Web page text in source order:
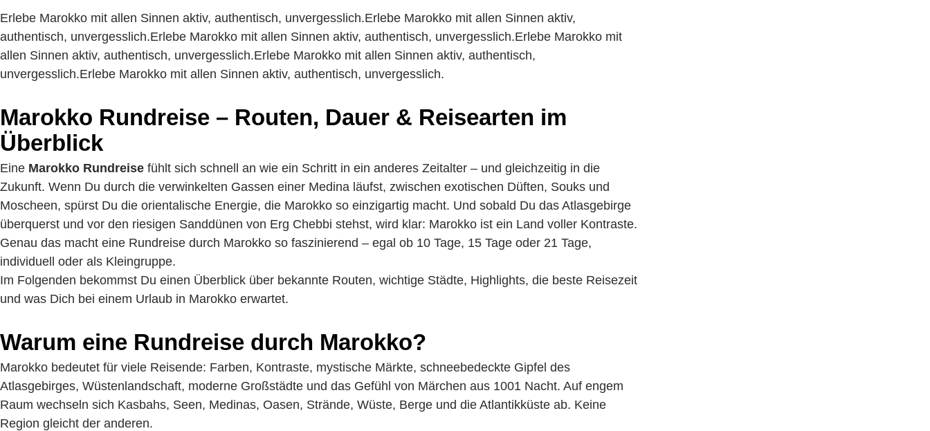
Erlebe Marokko mit allen Sinnen aktiv, authentisch, unvergesslich.Erlebe Marokko mit allen Sinnen aktiv,
authentisch, unvergesslich.Erlebe Marokko mit allen Sinnen aktiv, authentisch, unvergesslich.Erlebe Marokko mit
allen Sinnen aktiv, authentisch, unvergesslich.Erlebe Marokko mit allen Sinnen aktiv, authentisch,
unvergesslich.Erlebe Marokko mit allen Sinnen aktiv, authentisch, unvergesslich.
Marokko Rundreise – Routen, Dauer & Reisearten im
Überblick
Eine Marokko Rundreise fühlt sich schnell an wie ein Schritt in ein anderes Zeitalter – und gleichzeitig in die
Zukunft. Wenn Du durch die verwinkelten Gassen einer Medina läufst, zwischen exotischen Düften, Souks und
Moscheen, spürst Du die orientalische Energie, die Marokko so einzigartig macht. Und sobald Du das Atlasgebirge
überquerst und vor den riesigen Sanddünen von Erg Chebbi stehst, wird klar: Marokko ist ein Land voller Kontraste.
Genau das macht eine Rundreise durch Marokko so faszinierend – egal ob 10 Tage, 15 Tage oder 21 Tage,
individuell oder als Kleingruppe.
Im Folgenden bekommst Du einen Überblick über bekannte Routen, wichtige Städte, Highlights, die beste Reisezeit
und was Dich bei einem Urlaub in Marokko erwartet.
Warum eine Rundreise durch Marokko?
Marokko bedeutet für viele Reisende: Farben, Kontraste, mystische Märkte, schneebedeckte Gipfel des
Atlasgebirges, Wüstenlandschaft, moderne Großstädte und das Gefühl von Märchen aus 1001 Nacht. Auf engem
Raum wechseln sich Kasbahs, Seen, Medinas, Oasen, Strände, Wüste, Berge und die Atlantikküste ab. Keine
Region gleicht der anderen.